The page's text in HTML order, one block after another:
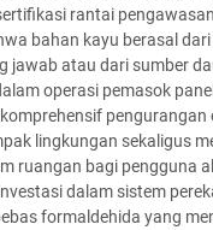
rantai
bahan kayu berasal
jawab atau dari sumber
operasi pemasok
pengurangan
lingkungan sekaligus
ruangan bagi pengguna
dalam sistem
formaldehida yang